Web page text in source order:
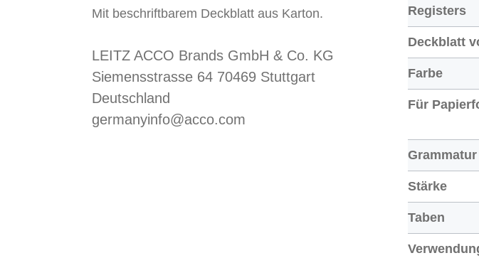
Mit beschriftbarem Deckblatt aus Karton.
LEITZ ACCO Brands GmbH & Co. KG
Siemensstrasse 64 70469 Stuttgart
Deutschland
germanyinfo@acco.com
Registers
Deckblatt
Farbe
Für
Grammatur
Stärke
Taben